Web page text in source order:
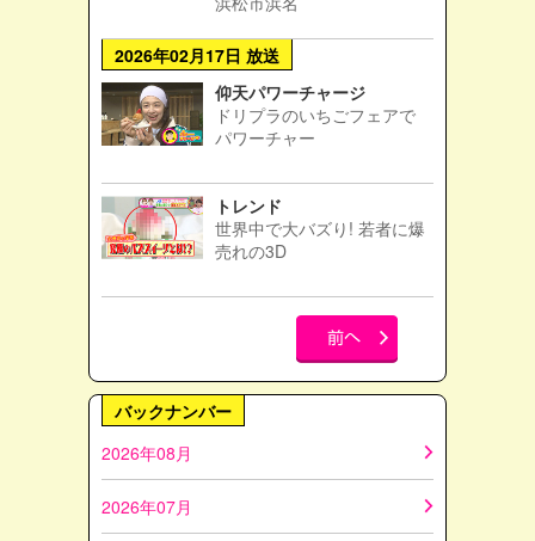
2026年02月17日 放送
仰天パワーチャージ
ドリプラのいちごフェアで
パワーチャー
トレンド
世界中で大バズり! 若者に爆
売れの3D
バックナンバー
2026年08月
2026年07月